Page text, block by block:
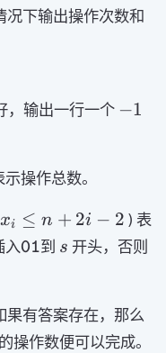
况下输出操作次数和
，输出一行一个 -1
−1
示操作总数。
xi ≤ n + 2i − 2 ) 表
入\texttt{01}
01到 s
s 开头，否则
果有答案存在，那么
操作数便可以完成。